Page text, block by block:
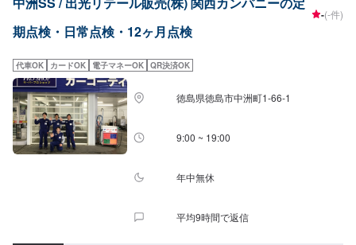
期点検・日常点検・12ヶ月点検
-(-件)
代車OK カードOK 電子マネーOK QR決済OK
徳島県徳島市中洲町1-66-1
9:00 ~ 19:00
年中無休
平均9時間で返信